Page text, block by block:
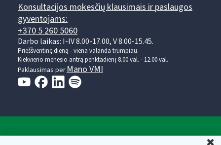
Konsultacijos mokesčių klausimais ir paslaugos
gyventojams:
+370 5 260 5060
Darbo laikas: I-IV 8.00-17.00, V 8.00-15.45.
Prieššventinę dieną - viena valanda trumpiau.
Kiekvieno mėnesio antrą penktadienį 8.00 val. - 12.00 val.
Paklausimas per Mano VMI